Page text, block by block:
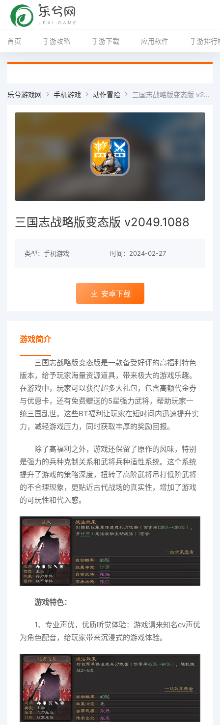
首页 手游攻略 手游下载 应用软件 手游排行
乐兮游戏网 手机游戏 动作冒险 三国志战略版变态版 v2049.1088
三国志战略版变态版 v2049.1088
类型：手机游戏 时间：2024-02-27
安卓下载
游戏简介
三国志战略版变态版是一款备受好评的高福利特色
版本，给予玩家海量资源道具，带来极大的游戏乐趣。
在游戏中，玩家可以获得超多大礼包，包含高额代金券
与优惠卡，还有免费赠送的5星强力武将，帮助玩家一
统三国乱世。这些BT福利让玩家在短时间内迅速提升实
力，减轻游戏压力，同时获取丰厚的奖励回报。
除了高福利之外，游戏还保留了原作的风味，特别
是强力的兵种克制关系和武将兵种适性系统。这个系统
提升了游戏的策略深度，扭转了高阶武将吊打低阶武将
的不合理现象，更贴近古代战场的真实性，增加了游戏
的可玩性和代入感。
游戏特色：
1、专业声优，优质听觉体验：游戏请来知名cv声优
为角色配音，给玩家带来沉浸式的游戏体验。